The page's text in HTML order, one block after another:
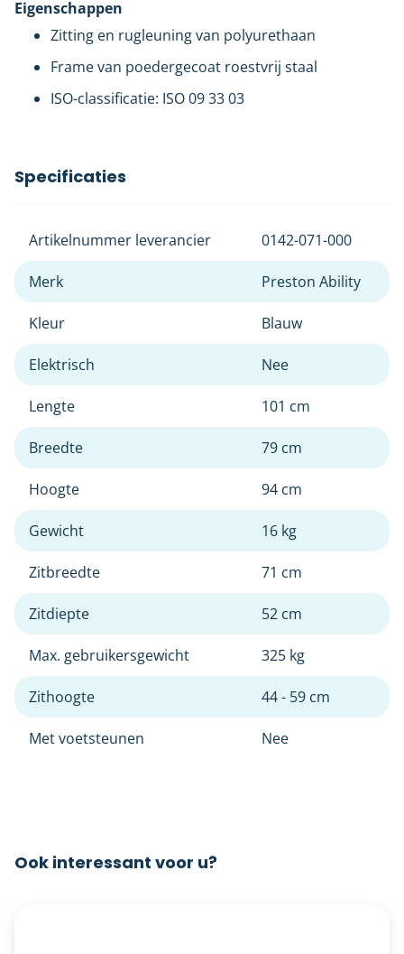
Eigenschappen
Zitting en rugleuning van polyurethaan
Frame van poedergecoat roestvrij staal
ISO-classificatie: ISO 09 33 03
Specificaties
Artikelnummer leverancier 0142-071-000
Merk Preston Ability
Kleur Blauw
Elektrisch Nee
Lengte 101 cm
Breedte 79 cm
Hoogte 94 cm
Gewicht 16 kg
Zitbreedte 71 cm
Zitdiepte 52 cm
Max. gebruikersgewicht 325 kg
Zithoogte 44 - 59 cm
Met voetsteunen Nee
Ook interessant voor u?